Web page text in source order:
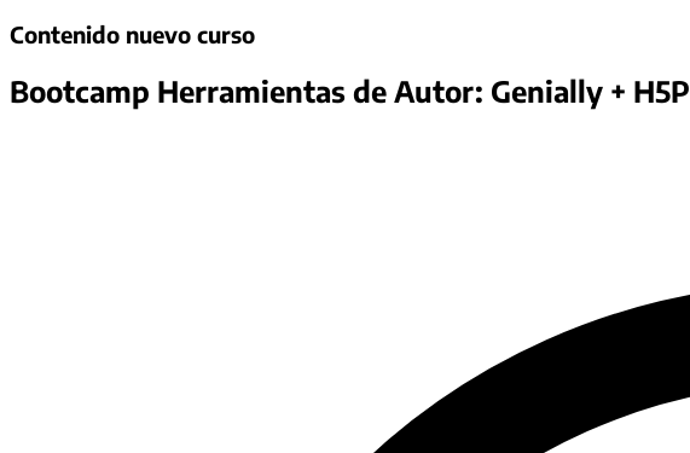
Contenido nuevo curso
Bootcamp Herramientas de Autor: Genially + H5P